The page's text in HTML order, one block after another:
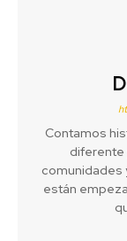
Contamos
diferente
comunidades
están